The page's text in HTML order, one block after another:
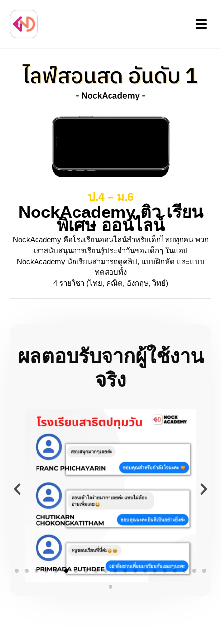
Menu
ป.4 – ม.6
NockAcademy ติว เรียน
พิเศษ ออนไลน์
NockAcademy คือโรงเรียนออนไลน์สำหรับเด็กไทยทุกคน พวก
เราสนับสนุนการเรียนรู้ประจำวันของเด็กๆ ในแอป
NockAcademy นักเรียนสามารถดูคลิป, แบบฝึกหัด และแบบ
ทดสอบทั้ง
4 รายวิชา (ไทย, คณิต, อังกฤษ, วิทย์)
ผลตอบรับจากผู้ใช้งาน
จริง